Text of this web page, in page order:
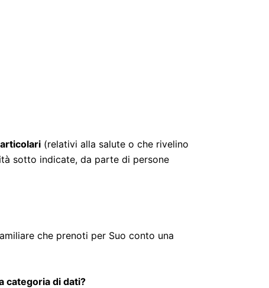
(relativi alla salute o che rivelino
sotto indicate, da parte di persone
che prenoti per Suo conto una
categoria di dati?